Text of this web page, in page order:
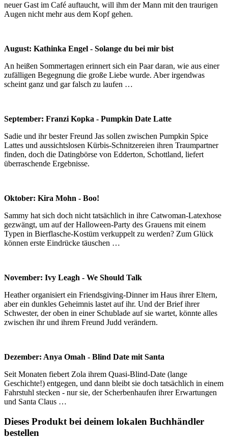
neuer Gast im Café auftaucht, will ihm der Mann mit den traurigen
Augen nicht mehr aus dem Kopf gehen.
August: Kathinka Engel - Solange du bei mir bist
An heißen Sommertagen erinnert sich ein Paar daran, wie aus einer
zufälligen Begegnung die große Liebe wurde. Aber irgendwas
scheint ganz und gar falsch zu laufen …
September: Franzi Kopka - Pumpkin Date Latte
Sadie und ihr bester Freund Jas sollen zwischen Pumpkin Spice
Lattes und aussichtslosen Kürbis-Schnitzereien ihren Traumpartner
finden, doch die Datingbörse von Edderton, Schottland, liefert
überraschende Ergebnisse.
Oktober: Kira Mohn - Boo!
Sammy hat sich doch nicht tatsächlich in ihre Catwoman-Latexhose
gezwängt, um auf der Halloween-Party des Grauens mit einem
Typen in Bierflasche-Kostüm verkuppelt zu werden? Zum Glück
können erste Eindrücke täuschen …
November: Ivy Leagh - We Should Talk
Heather organisiert ein Friendsgiving-Dinner im Haus ihrer Eltern,
aber ein dunkles Geheimnis lastet auf ihr. Und der Brief ihrer
Schwester, der oben in einer Schublade auf sie wartet, könnte alles
zwischen ihr und ihrem Freund Judd verändern.
Dezember: Anya Omah - Blind Date mit Santa
Seit Monaten fiebert Zola ihrem Quasi-Blind-Date (lange
Geschichte!) entgegen, und dann bleibt sie doch tatsächlich in einem
Fahrstuhl stecken - nur sie, der Scherbenhaufen ihrer Erwartungen
und Santa Claus …
Dieses Produkt bei deinem lokalen Buchhändler
bestellen